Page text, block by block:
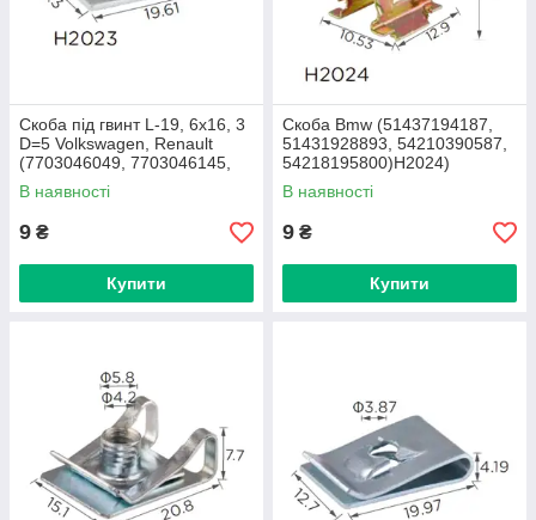
Скоба під гвинт L-19, 6x16, 3
D=5 Volkswagen, Renault
(7703046049, 7703046145,
16182)H2023)
В наявності
9 ₴
Купити
Скоба Bmw (51437194187,
51431928893, 54210390587,
54218195800)H2024)
В наявності
9 ₴
Купити